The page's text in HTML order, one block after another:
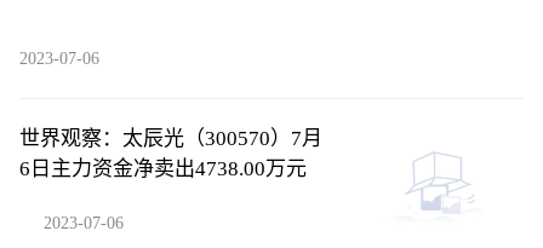
2023-07-06
世界观察：太辰光（300570）7月
6日主力资金净卖出4738.00万元
2023-07-06